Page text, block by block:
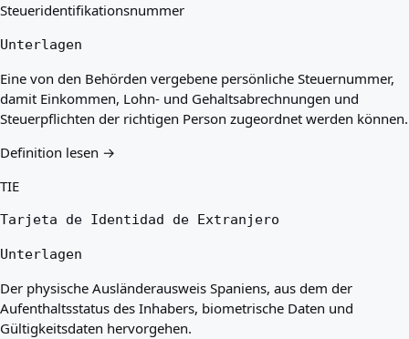
Steueridentifikationsnummer
Unterlagen
Eine von den Behörden vergebene persönliche Steuernummer,
damit Einkommen, Lohn- und Gehaltsabrechnungen und
Steuerpflichten der richtigen Person zugeordnet werden können.
Definition lesen →
TIE
Tarjeta de Identidad de Extranjero
Unterlagen
Der physische Ausländerausweis Spaniens, aus dem der
Aufenthaltsstatus des Inhabers, biometrische Daten und
Gültigkeitsdaten hervorgehen.